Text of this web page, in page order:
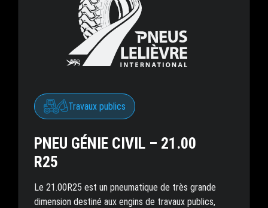
Travaux publics
PNEU GÉNIE CIVIL – 21.00
R25
Le 21.00R25 est un pneumatique de très grande
dimension destiné aux engins de travaux publics,